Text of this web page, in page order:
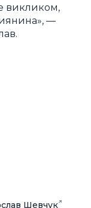
викликом,
—
Шевчук